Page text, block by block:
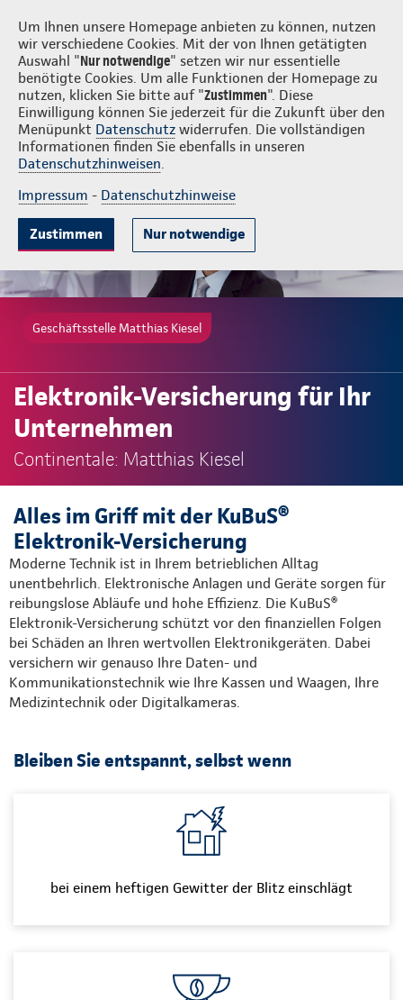
Um Ihnen unsere Homepage anbieten zu können, nutzen
wir verschiedene Cookies. Mit der von Ihnen getätigten
Auswahl "Nur notwendige" setzen wir nur essentielle
benötigte Cookies. Um alle Funktionen der Homepage zu
nutzen, klicken Sie bitte auf "Zustimmen". Diese
Einwilligung können Sie jederzeit für die Zukunft über den
Menüpunkt Datenschutz widerrufen. Die vollständigen
Informationen finden Sie ebenfalls in unseren
Datenschutzhinweisen.
Impressum - Datenschutzhinweise
Zustimmen Nur notwendige
Matthias Kiesel Login
Gute Gründe Tarife & Leistungen Wissenswertes Beratung &
Geschäftsstelle Matthias Kiesel
Elektronik-Versicherung für Ihr
Unternehmen
Continentale: Matthias Kiesel
Alles im Griff mit der KuBuS®
Elektronik-Versicherung
Moderne Technik ist in Ihrem betrieblichen Alltag
unentbehrlich. Elektronische Anlagen und Geräte sorgen für
reibungslose Abläufe und hohe Effizienz. Die KuBuS®
Elektronik-Versicherung schützt vor den finanziellen Folgen
bei Schäden an Ihren wertvollen Elektronikgeräten. Dabei
versichern wir genauso Ihre Daten- und
Kommunikationstechnik wie Ihre Kassen und Waagen, Ihre
Medizintechnik oder Digitalkameras.
Bleiben Sie entspannt, selbst wenn
bei einem heftigen Gewitter der Blitz einschlägt